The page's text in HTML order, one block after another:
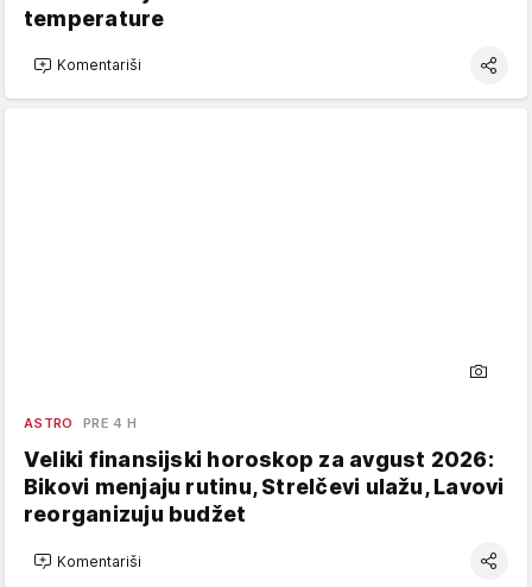
temperature
Komentariši
ASTRO PRE 4 H
Veliki finansijski horoskop za avgust 2026:
Bikovi menjaju rutinu, Strelčevi ulažu, Lavovi
reorganizuju budžet
Komentariši